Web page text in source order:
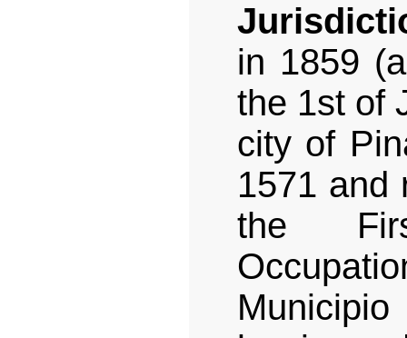
in 1859
the 1st of
city of
1571 and
the